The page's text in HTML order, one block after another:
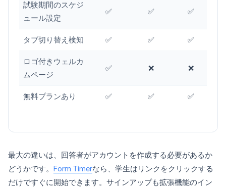
試験期間のスケジ
ュール設定
✅ ✅ ✅
タブ切り替え検知 ✅ ✅ ✅
ロゴ付きウェルカ
ムページ
✅ ❌ ❌
無料プランあり ✅ ✅ ✅
最大の違いは、回答者がアカウントを作成する必要があるか
どうかです。
Form Timerなら、学生はリンクをクリックする
だけですぐに開始できます。サインアップも拡張機能のイン